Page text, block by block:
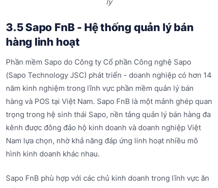
3.5 Sapo FnB - Hệ thống quản lý bán
hàng linh hoạt
Phần mềm Sapo do Công ty Cổ phần Công nghệ Sapo
(Sapo Technology JSC) phát triển - doanh nghiệp có hơn 14
năm kinh nghiệm trong lĩnh vực phần mềm quản lý bán
hàng và POS tại Việt Nam. Sapo FnB là một mảnh ghép quan
trọng trong hệ sinh thái Sapo, nền tảng quản lý bán hàng đa
kênh được đông đảo hộ kinh doanh và doanh nghiệp Việt
Nam lựa chọn, nhờ khả năng đáp ứng linh hoạt nhiều mô
hình kinh doanh khác nhau.
Sapo FnB phù hợp với các chủ kinh doanh trong lĩnh vực ăn